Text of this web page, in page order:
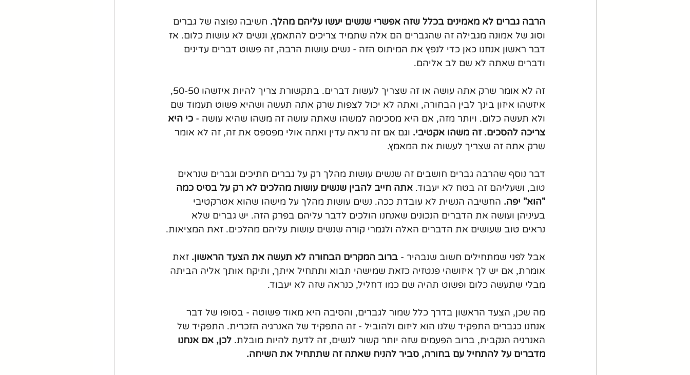
הרבה גברים לא מאמינים בכלל שזה אפשרי שנשים יעשו עליהם מהלך. חשיבה נפוצה של גברים
וסוג של אמונה מגבילה זה שהגברים הם אלה שתמיד צריכים להתאמץ, ונשים לא עושות כלום. אז
דבר ראשון אנחנו כאן כדי לנפץ את המיתוס הזה - נשים עושות הרבה, זה פשוט דברים עדינים
ודברים שאתה לא שם לב אליהם.
זה לא אומר שרק אתה עושה או זה שצריך לעשות דברים. בתקשורת צריך להיות איזשהו 50-50,
איזשהו איזון בינך לבין הבחורה, ואתה לא יכול לצפות שרק אתה תעשה ושהיא פשוט תעמוד שם
ולא תעשה כלום. ויותר מזה, אם היא מסכימה למשהו שאתה עושה זה משהו שהיא עושה - כי היא
צריכה להסכים. זה משהו אקטיבי. וגם אם זה נראה עדין ואתה אולי מפספס את זה, זה לא אומר
שרק אתה זה שצריך לעשות את המאמץ.
דבר נוסף שהרבה גברים חושבים זה שנשים עושות מהלך רק על גברים חתיכים וגברים שנראים
טוב, ושעליהם זה בטח לא יעבוד. אתה חייב להבין שנשים עושות מהלכים לא רק על בסיס כמה
"הוא" יפה. החשיבה הנשית לא עובדת ככה. נשים עושות מהלך על מישהו שהוא אטרקטיבי
בעיניהן ועושה את הדברים הנכונים שאנחנו הולכים לדבר עליהם בפרק הזה. יש גברים שלא
נראים טוב שעושים את הדברים האלה ולגמרי קורה שנשים עושות עליהם מהלכים. זאת המציאות.
אבל לפני שמתחילים חשוב שנבהיר - ברוב המקרים הבחורה לא תעשה את הצעד הראשון. זאת
אומרת, אם יש לך איזושהי פנטזיה כזאת שמישהי תבוא ותתחיל איתך, ותיקח אותך אליה הביתה
מבלי שתעשה כלום ופשוט תהיה שם כמו דחליל, כנראה שזה לא יעבוד.
מה שכן, הצעד הראשון בדרך כלל שמור לגברים, והסיבה היא מאוד פשוטה - בסופו של דבר
אנחנו כגברים התפקיד שלנו הוא ליזום ולהוביל - זה התפקיד של האנרגיה הזכרית. התפקיד של
האנרגיה הנקבית, ברוב הפעמים שזה יותר קשור לנשים, זה לדעת להיות מובלת. לכן, אם אנחנו
מדברים על להתחיל עם בחורה, סביר להניח שאתה זה שתתחיל את השיחה.